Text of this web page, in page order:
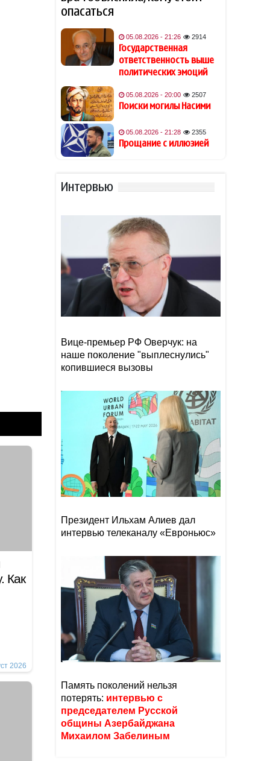
Как
2026
19:54
тиктокерше Beniz по делу о
вымогательстве у экс-
возлюбленного
19:48
Джаред Лето лишился роли
в фильме на фоне
обвинений в насилии
19:40
Обнаружены признаки
существования древних
19:34
Из-за атак хуситов погибли
Гави покрасил волосы в
розовый цвет в честь
победы Испании на ЧМ-2026
19:20
В Астаре изъяли 18 кг
наркотиков- ВИДЕО
фрукты и падение торговли
на 66%: что ждет Армению?
ВИДЕО
Уровень воды в Рейне
обновил исторический
рекорд обмеления
опасаться
05.08.2026 - 21:26 2914
Государственная
ответственность выше
политических эмоций
05.08.2026 - 20:00 2507
Поиски могилы Насими
05.08.2026 - 21:28 2355
Прощание с иллюзией
Интервью
Вице-премьер РФ Оверчук: на
наше поколение "выплеснулись"
копившиеся вызовы
Президент Ильхам Алиев дал
интервью телеканалу «Евроньюс»
Память поколений нельзя
потерять: интервью с
председателем Русской
общины Азербайджана
Михаилом Забелиным